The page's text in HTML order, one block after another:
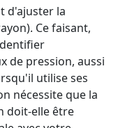
d'ajuster la
Ce faisant,
de pression, aussi
utilise ses
nécessite que la
doit-elle être